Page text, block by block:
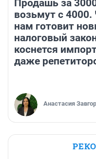
Продашь за
возьмут с 4000.
нам готовит
налоговый
коснется
даже
Анастасия